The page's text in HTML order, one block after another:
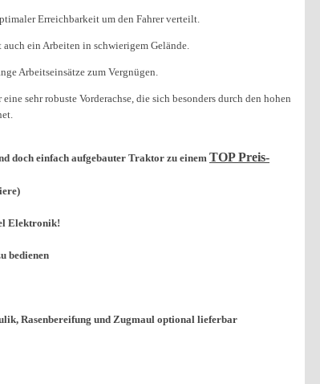
Erreichbarkeit um den Fahrer verteilt.
ein Arbeiten in schwierigem Gelände.
Arbeitseinsätze zum Vergnügen.
sehr robuste Vorderachse, die sich besonders durch den hohen
doch einfach aufgebauter Traktor zu einem TOP Preis-
Elektronik!
bedienen
Rasenbereifung und Zugmaul optional lieferbar